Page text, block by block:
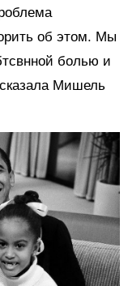
об этом. Мы
болью и
Мишель